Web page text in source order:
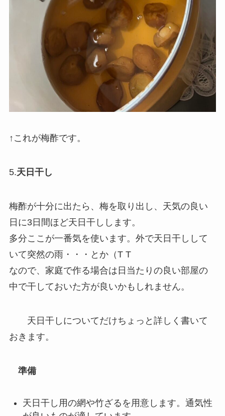
↑これが梅酢です。
5.天日干し
梅酢が十分に出たら、梅を取り出し、天気の良い
日に3日間ほど天日干しします。
多分ここが一番気を使います。外で天日干しして
いて突然の雨・・・とか（T T
なので、家庭で作る場合は日当たりの良い部屋の
中で干しておいた方が良いかもしれません。
天日干しについてだけちょっと詳しく書いて
おきます。
準備
天日干し用の網や竹ざるを用意します。通気性